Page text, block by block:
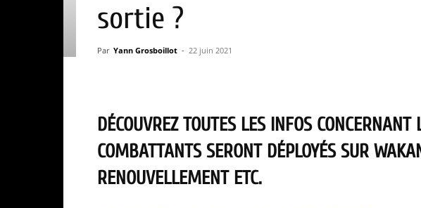
sortie ?
Par Yann Grosboillot - 22 juin 2021
DÉCOUVREZ TOUTES LES INFOS
COMBATTANTS SERONT DÉPLOYÉS SUR
RENOUVELLEMENT ETC.